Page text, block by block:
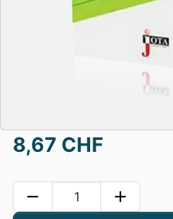
8,67 CHF
remove add